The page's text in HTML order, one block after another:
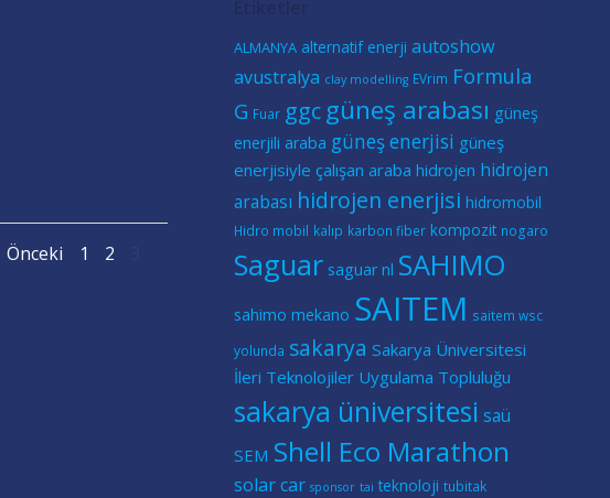
Posts
Önceki
Posts
navigation
Page
1 Page
2
ALMANYA alternatif enerji autoshow
avustralya clay modelling EVrim Formula
G Fuar ggc güneş arabası güneş
enerjili araba güneş enerjisi güneş
enerjisiyle çalışan araba hidrojen hidrojen
arabası hidrojen enerjisi hidromobil
Hidro mobil kalıp karbon fiber kompozit nogaro
Saguar saguar nl SAHIMO
sahimo mekano SAITEM saitem wsc
yolunda sakarya Sakarya Üniversitesi
İleri Teknolojiler Uygulama Topluluğu
sakarya üniversitesi saü
SEM Shell Eco Marathon
solar car sponsor tai teknoloji tubitak